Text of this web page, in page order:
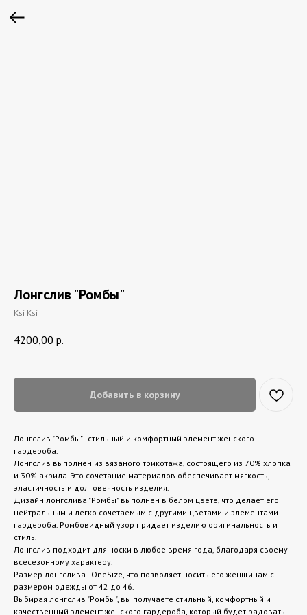
Лонгслив "Ромбы"
Ksi Ksi
4200,00 р.
Добавить в корзину
Лонгслив "Ромбы" - стильный и комфортный элемент женского
гардероба.
Лонгслив выполнен из вязаного трикотажа, состоящего из 70% хлопка
и 30% акрила. Это сочетание материалов обеспечивает мягкость,
эластичность и долговечность изделия.
Дизайн лонгслива "Ромбы" выполнен в белом цвете, что делает его
нейтральным и легко сочетаемым с другими цветами и элементами
гардероба. Ромбовидный узор придает изделию оригинальность и
стиль.
Лонгслив подходит для носки в любое время года, благодаря своему
всесезонному характеру.
Размер лонгслива - OneSize, что позволяет носить его женщинам с
размером одежды от 42 до 46.
Выбирая лонгслив "Ромбы", вы получаете стильный, комфортный и
качественный элемент женского гардероба, который будет радовать